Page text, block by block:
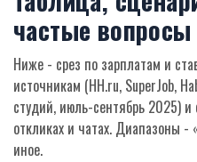
частые вопросы
Ниже - срез по зарплатам и
источникам (HH.ru, SuperJob,
студий, июль-сентябрь 2025)
откликах и чатах. Диапазоны -
иное.